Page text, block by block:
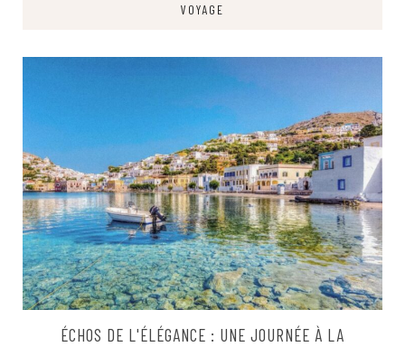
VOYAGE
ÉCHOS DE L'ÉLÉGANCE : UNE JOURNÉE À LA